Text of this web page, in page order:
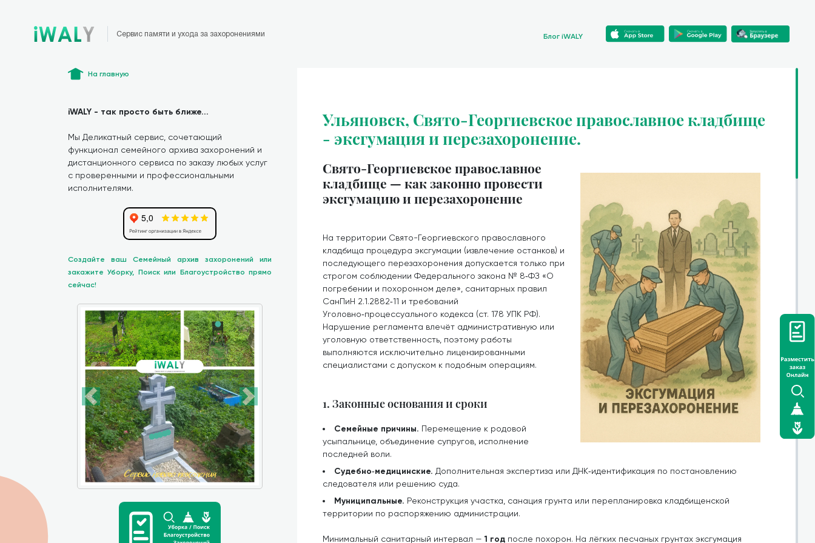
Сервис памяти и ухода за захоронениями Блог iWALY
На главную
iWALY - так просто быть ближе...
Мы Деликатный сервис, сочетающий
функционал семейного архива захоронений и
дистанционного сервиса по заказу любых услуг
с проверенными и профессиональными
исполнителями.
Создайте ваш Семейный архив захоронений или
закажите Уборку, Поиск или Благоустройство прямо
сейчас!
Ульяновск, Свято-Георгиевское православное кладбище
- эксгумация и перезахоронение.
Свято-Георгиевское православное
кладбище — как законно провести
эксгумацию и перезахоронение
На территории Свято-Георгиевского православного
кладбища процедура эксгумации (извлечение останков) и
последующего перезахоронения допускается только при
строгом соблюдении Федерального закона № 8‑ФЗ «О
погребении и похоронном деле», санитарных правил
СанПиН 2.1.2882‑11 и требований
Уголовно‑процессуального кодекса (ст. 178 УПК РФ).
Нарушение регламента влечёт административную или
уголовную ответственность, поэтому работы
выполняются исключительно лицензированными
специалистами с допуском к подобным операциям.
1. Законные основания и сроки
Семейные причины. Перемещение к родовой
усыпальнице, объединение супругов, исполнение
последней воли.
Судебно‑медицинские. Дополнительная экспертиза или ДНК‑идентификация по постановлению
следователя или решению суда.
Муниципальные. Реконструкция участка, санация грунта или перепланировка кладбищенской
территории по распоряжению администрации.
Минимальный санитарный интервал —1 год после похорон. На лёгких песчаных грунтах эксгумация